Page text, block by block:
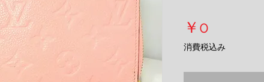
￥0
格
消費税込み